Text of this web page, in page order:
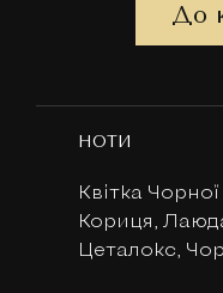
До
НОТИ
Квітка
Кориця,
Цеталокс,